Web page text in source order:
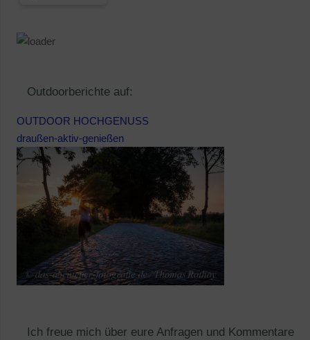
Outdoorberichte auf:
OUTDOOR HOCHGENUSS
draußen-aktiv-genießen
Ich freue mich über eure Anfragen und Kommentare